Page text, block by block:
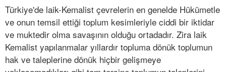
Türkiye'de laik-Kemalist çevrelerin en genelde Hükümetle
ve onun temsil ettiği toplum kesimleriyle ciddi bir iktidar
ve muktedir olma savaşının olduğu ortadadır. Zira laik
Kemalist yapılanmalar yıllardır topluma dönük toplumun
hak ve taleplerine dönük hiçbir gelişmeye